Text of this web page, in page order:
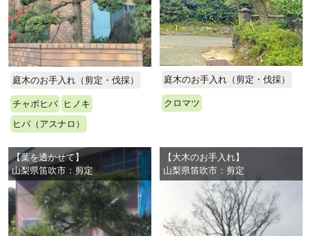
庭木のお手入れ（剪定・伐採）
チャボヒバ
ヒノキ
ヒバ（アスナロ）
庭木のお手入れ（剪定・伐採）
クロマツ
【葉を透かせて】
山梨県笛吹市：剪定
【大木のお手入れ】
山梨県笛吹市：剪定